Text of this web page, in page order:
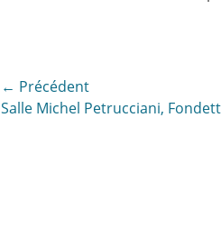
Navigation
de
← Précédent
Article
Salle Michel Petrucciani,